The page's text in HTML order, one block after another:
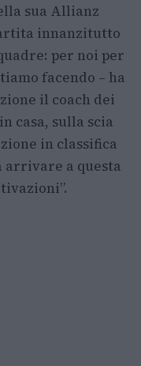
sua Allianz
innanzitutto
per noi per
facendo – ha
il coach dei
casa, sulla scia
in classifica
a questa